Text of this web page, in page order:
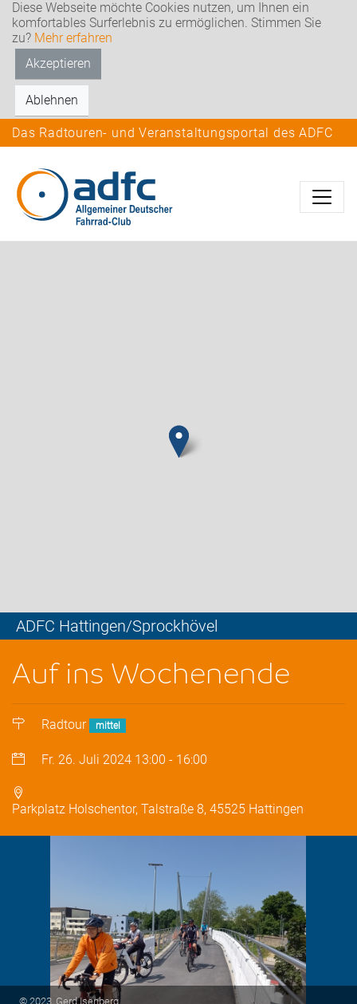
Diese Webseite möchte Cookies nutzen, um Ihnen ein
komfortables Surferlebnis zu ermöglichen. Stimmen Sie
zu? Mehr erfahren
Akzeptieren
Ablehnen
Das Radtouren- und Veranstaltungsportal des ADFC
ADFC Hattingen/Sprockhövel
Auf ins Wochenende
Radtour mittel
Fr. 26. Juli 2024 13:00 - 16:00
Parkplatz Holschentor, Talstraße 8, 45525 Hattingen
© 2023, Gerd Isenberg